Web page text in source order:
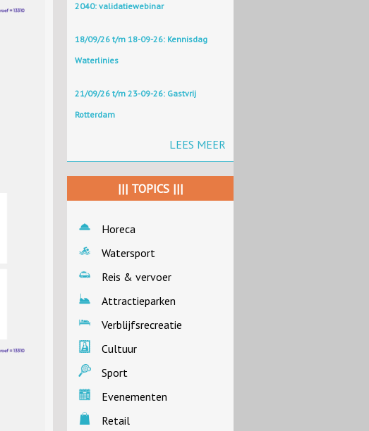
2040: validatiewebinar
18/09/26 t/m 18-09-26: Kennisdag
Waterlinies
21/09/26 t/m 23-09-26: Gastvrij
Rotterdam
LEES MEER
||| TOPICS |||
Horeca
Watersport
Reis & vervoer
Attractieparken
Verblijfsrecreatie
Cultuur
Sport
Evenementen
Retail